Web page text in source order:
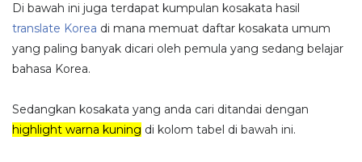
Di bawah ini juga terdapat kumpulan kosakata hasil
translate Korea di mana memuat daftar kosakata umum
yang paling banyak dicari oleh pemula yang sedang belajar
bahasa Korea.
Sedangkan kosakata yang anda cari ditandai dengan
highlight warna kuning di kolom tabel di bawah ini.